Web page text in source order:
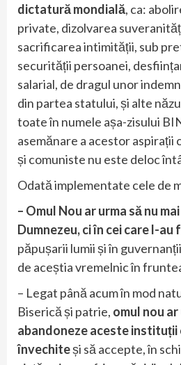
dictatură mondială, ca:
private, dizolvarea
sacrificarea intimității, sub
securității persoanei,
salarial, de dragul unor
din partea statului, și alte
toate în numele așa-zisului
asemănare a acestor aspirații
și comuniste nu este deloc
Odată implementate cele de
– Omul Nou ar urma să nu
Dumnezeu, ci în cei care l-au
păpușarii lumii și în
de aceștia vremelnic în
– Legat până acum în mod
Biserică și patrie, omul nou ar
abandoneze aceste
învechiteși să accepte, în